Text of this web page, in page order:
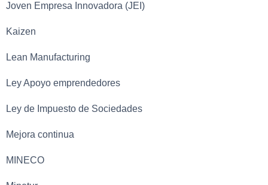
Joven Empresa Innovadora (JEI)
Kaizen
Lean Manufacturing
Ley Apoyo emprendedores
Ley de Impuesto de Sociedades
Mejora continua
MINECO